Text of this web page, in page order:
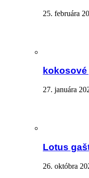
25. februára
27. januára
Lotus
26. októbra